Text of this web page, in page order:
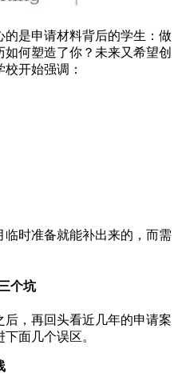
的是申请材料背后的学生：做
何塑造了你？未来又希望创
开始强调：
时准备就能补出来的，而需
个坑
，再回头看近几年的申请案
面几个误区。